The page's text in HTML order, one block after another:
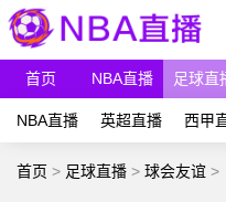
首页 NBA直播 足球直
NBA直播 英超直播 西甲
首页 > 足球直播 > 球会友谊 >